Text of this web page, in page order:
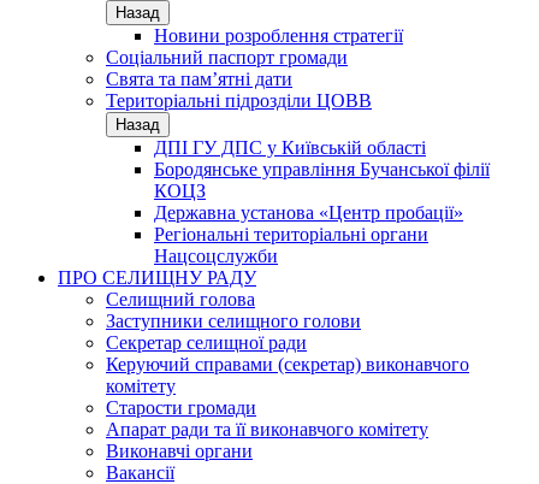
Назад
Новини розроблення стратегії
Соціальний паспорт громади
Свята та пам’ятні дати
Територіальні підрозділи ЦОВВ
Назад
ДПІ ГУ ДПС у Київській області
Бородянське управління Бучанської філії
КОЦЗ
Державна установа «Центр пробації»
Регіональні територіальні органи
Нацсоцслужби
ПРО СЕЛИЩНУ РАДУ
Селищний голова
Заступники селищного голови
Секретар селищної ради
Керуючий справами (секретар) виконавчого
комітету
Старости громади
Апарат ради та її виконавчого комітету
Виконавчі органи
Вакансії